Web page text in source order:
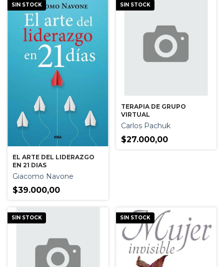
SIN STOCK
EL ARTE DEL LIDERAZGO
EN 21 DIAS
Giacomo Navone
$39.000,00
SIN STOCK
TERAPIA DE GRUPO
VIRTUAL
Carlos Pachuk
$27.000,00
SIN STOCK SIN STOCK